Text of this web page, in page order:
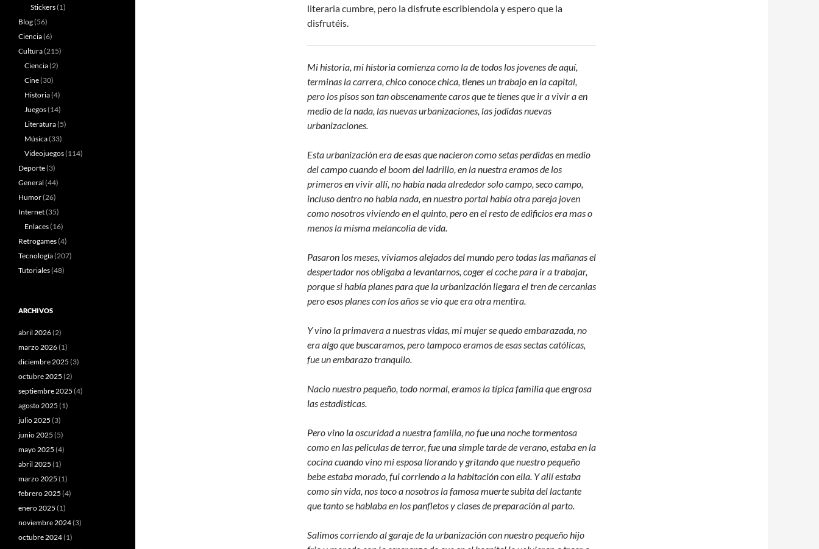
literaria cumbre, pero la disfrute escribiendola y espero que la
disfrutéis.
Mi historia, mi historia comienza como la de todos los jovenes de aquí,
terminas la carrera, chico conoce chica, tienes un trabajo en la capital,
pero los pisos son tan obscenamente caros que te tienes que ir a vivir a en
medio de la nada, las nuevas urbanizaciones, las jodidas nuevas
urbanizaciones.
Esta urbanización era de esas que nacieron como setas perdidas en medio
del campo cuando el boom del ladrillo, en la nuestra eramos de los
primeros en vivir allí, no había nada alrededor solo campo, seco campo,
incluso dentro no había nada, en nuestro portal había otra pareja joven
como nosotros viviendo en el quinto, pero en el resto de edificios era mas o
menos la misma melancolia de vida.
Pasaron los meses, viviamos alejados del mundo pero todas las mañanas el
despertador nos obligaba a levantarnos, coger el coche para ir a trabajar,
porque si había planes para que la urbanización llegara el tren de cercanias
pero esos planes con los años se vio que era otra mentira.
Y vino la primavera a nuestras vidas, mi mujer se quedo embarazada, no
era algo que buscaramos, pero tampoco eramos de esas sectas católicas,
fue un embarazo tranquilo.
Nacio nuestro pequeño, todo normal, eramos la típica familia que engrosa
las estadisticas.
Pero vino la oscuridad a nuestra familia, no fue una noche tormentosa
como en las peliculas de terror, fue una simple tarde de verano, estaba en la
cocina cuando vino mi esposa llorando y gritando que nuestro pequeño
bebe estaba morado, fui corriendo a la habitación con ella. Y allí estaba
como sin vida, nos toco a nosotros la famosa muerte subita del lactante
que tanto se hablaba en los panfletos y clases de preparación al parto.
Salimos corriendo al garaje de la urbanización con nuestro pequeño hijo
Stickers(1)
Blog(56)
Ciencia(6)
Cultura(215)
Ciencia(2)
Cine(30)
Historia(4)
Juegos(14)
Literatura(5)
Música(33)
Videojuegos(114)
Deporte(3)
General (44)
Humor(26)
Internet(35)
Enlaces(16)
Retrogames(4)
Tecnología(207)
Tutoriales(48)
ARCHIVOS
abril 2026(2)
marzo 2026(1)
diciembre 2025 (3)
octubre 2025 (2)
septiembre 2025 (4)
agosto 2025 (1)
julio 2025 (3)
junio 2025 (5)
mayo 2025 (4)
abril 2025 (1)
marzo 2025 (1)
febrero 2025 (4)
enero 2025 (1)
noviembre 2024(3)
octubre 2024(1)